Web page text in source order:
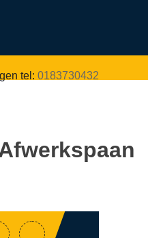
tel: 0183730432